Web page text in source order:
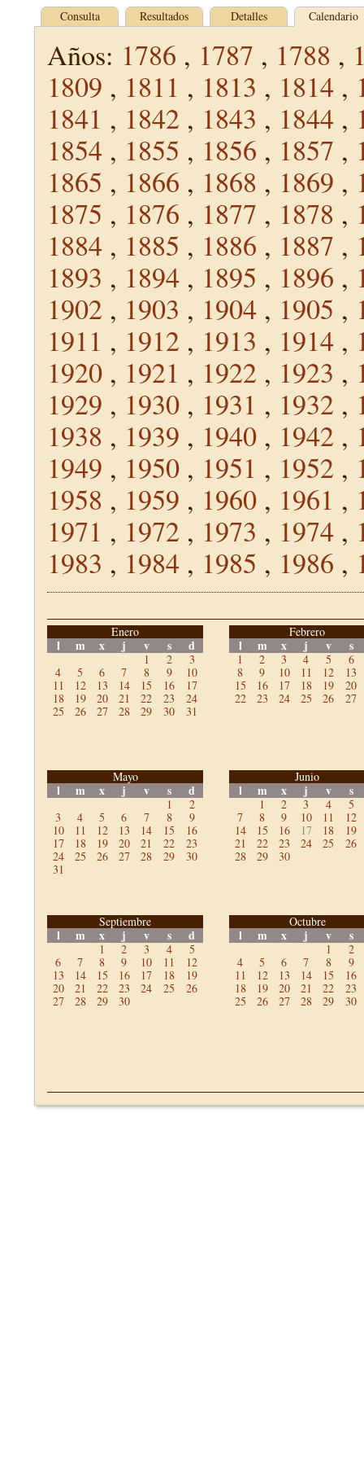
Consulta Resultados Detalles Calendario
Años: 1786 , 1787 , 1788 ,
1809 , 1811 , 1813 , 1814 ,
1841 , 1842 , 1843 , 1844 ,
1854 , 1855 , 1856 , 1857 ,
1865 , 1866 , 1868 , 1869 ,
1875 , 1876 , 1877 , 1878 ,
1884 , 1885 , 1886 , 1887 ,
1893 , 1894 , 1895 , 1896 ,
1902 , 1903 , 1904 , 1905 ,
1911 , 1912 , 1913 , 1914 ,
1920 , 1921 , 1922 , 1923 ,
1929 , 1930 , 1931 , 1932 ,
1938 , 1939 , 1940 , 1942 ,
1949 , 1950 , 1951 , 1952 ,
1958 , 1959 , 1960 , 1961 ,
1971 , 1972 , 1973 , 1974 ,
1983 , 1984 , 1985 , 1986 ,
Enero
l m x j v s d
1 2
3
4
5 6 7 8 9
10
11
12 13 14 15 16
17
18
19 20 21 22 23
24
25
26 27 28 29 30 31
Febrero
l m x j v s
1 2 3 4 5
6
8
9 10 11 12
13
15
16 17 18 19
20
22
23 24 25 26 27
Mayo
l m x j v s d
1
2
3
4 5 6 7 8
9
10
11 12 13 14 15
16
17
18 19 20 21 22
23
24
25 26 27 28 29
30
31
Junio
l m x j v s
1 2 3 4
5
7
8 9 10 11
12
14
15 16 17 18
19
21
22 23 24 25
26
28
29 30
Septiembre
l m x j v s d
1 2 3 4
5
6
7 8 9 10 11
12
13
14 15 16 17 18
19
20
21 22 23 24 25
26
27
28 29 30
Octubre
l m x j v s
1
2
4
5 6 7 8
9
11
12 13 14 15
16
18
19 20 21 22
23
25
26 27 28 29 30